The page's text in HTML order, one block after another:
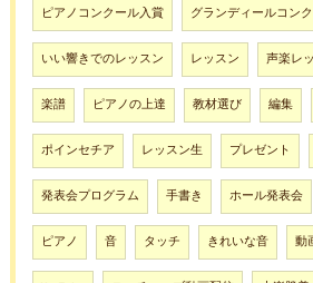
ピアノコンクール入賞 グランディールコン
いい響きでのレッスン レッスン 声楽レ
楽譜 ピアノの上達 教材選び 編集
ポインセチア レッスン生 プレゼント
発表会プログラム 手書き ホール発表会
ピアノ 音 タッチ きれいな音 動